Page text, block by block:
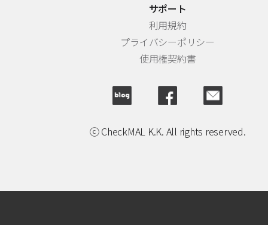
サポート
利用規約
プライバシーポリシー
使用権契約書
ⓒ CheckMAL K.K. All rights reserved.